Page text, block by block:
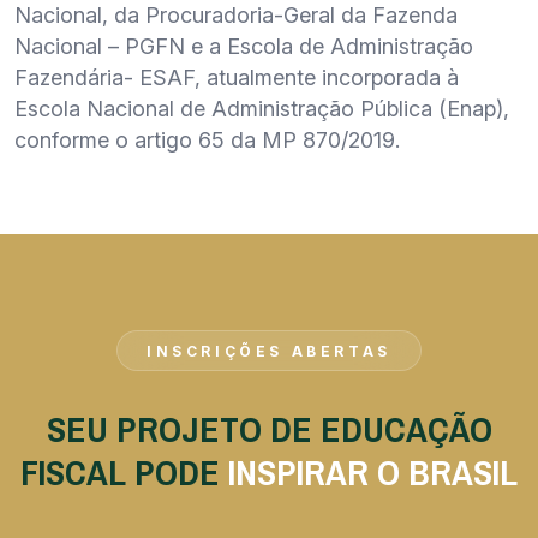
Nacional, da Procuradoria-Geral da Fazenda
Nacional – PGFN e a Escola de Administração
Fazendária- ESAF, atualmente incorporada à
Escola Nacional de Administração Pública (Enap),
conforme o artigo 65 da MP 870/2019.
INSCRIÇÕES ABERTAS
SEU PROJETO DE EDUCAÇÃO
FISCAL PODE INSPIRAR O BRASIL